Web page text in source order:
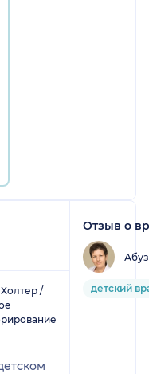
Холтер /
Отзыв о
детский